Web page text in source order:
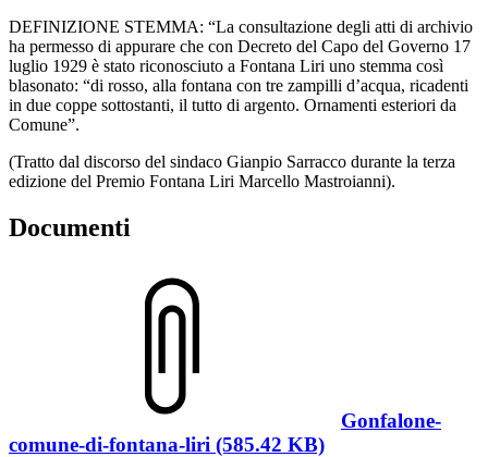
DEFINIZIONE STEMMA: “La consultazione degli atti di archivio
ha permesso di appurare che con Decreto del Capo del Governo 17
luglio 1929 è stato riconosciuto a Fontana Liri uno stemma così
blasonato: “di rosso, alla fontana con tre zampilli d’acqua, ricadenti
in due coppe sottostanti, il tutto di argento. Ornamenti esteriori da
Comune”.
(Tratto dal discorso del sindaco Gianpio Sarracco durante la terza
edizione del Premio Fontana Liri Marcello Mastroianni).
Documenti
Gonfalone-
comune-di-fontana-liri (585.42 KB)